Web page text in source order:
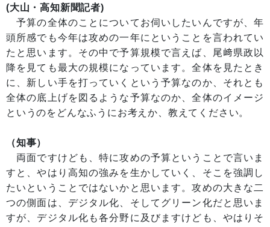
(大山・高知新聞記者)
予算の全体のことについてお伺いしたいんですが、年
頭所感でも今年は攻めの一年にということを言われてい
たと思います。その中で予算規模で言えば、尾﨑県政以
降を見ても最大の規模になっています。全体を見たとき
に、新しい手を打っていくという予算なのか、それとも
全体の底上げを図るような予算なのか、全体のイメージ
というのをどんなふうにお考えか、教えてください。
（知事）
両面ですけども、特に攻めの予算ということで言いま
すと、やはり高知の強みを生かしていく、そこを強調し
たいということではないかと思います。攻めの大きな二
つの側面は、デジタル化、そしてグリーン化だと思いま
すが、デジタル化も各分野に及びますけども、やはりそ